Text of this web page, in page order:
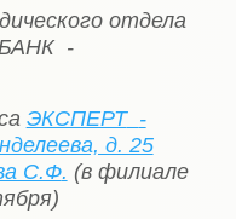
отдела
-
ЭКСПЕРТ -
д. 25
С.Ф. (в филиале